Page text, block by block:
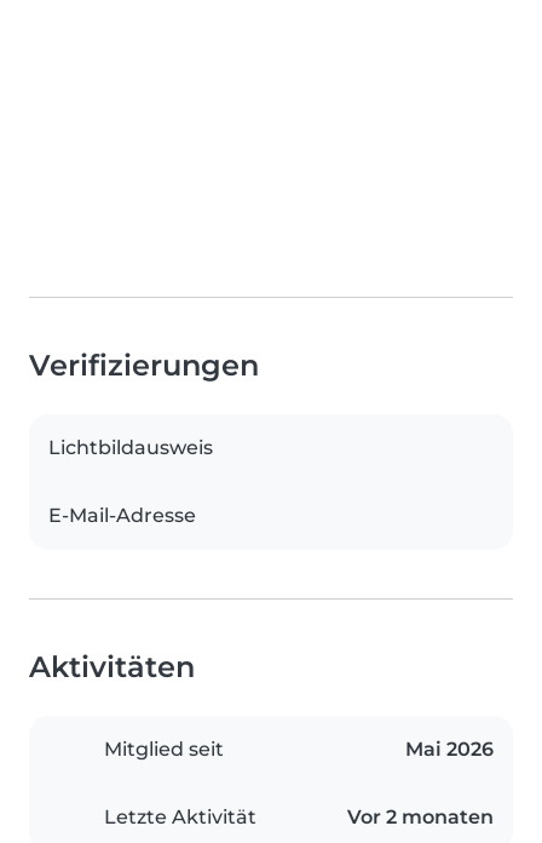
Verifizierungen
Lichtbildausweis
E-Mail-Adresse
Aktivitäten
Mitglied seit Mai 2026
Letzte Aktivität Vor 2 monaten